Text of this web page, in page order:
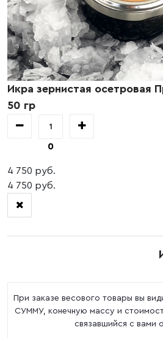
Икра зернистая осетровая
50 гр
0
4 750 руб.
4 750 руб.
При заказе весового товары вы
СУММУ, конечную массу и
связавшийся с вами